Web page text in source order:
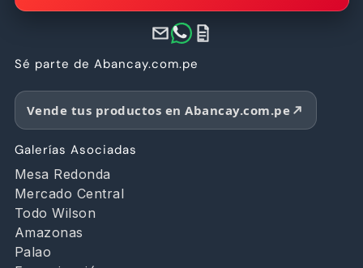
Sé parte de Abancay.com.pe
Vende tus productos en Abancay.com.pe
Galerías Asociadas
Mesa Redonda
Mercado Central
Todo Wilson
Amazonas
Palao